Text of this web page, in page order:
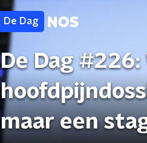
De Dag
De Dag
maar een